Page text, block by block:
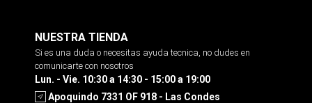
NUESTRA TIENDA
Si es una duda o necesitas ayuda tecnica, no dudes en
comunicarte con nosotros
Lun. - Vie. 10:30 a 14:30 - 15:00 a 19:00
Apoquindo 7331 OF 918 - Las Condes